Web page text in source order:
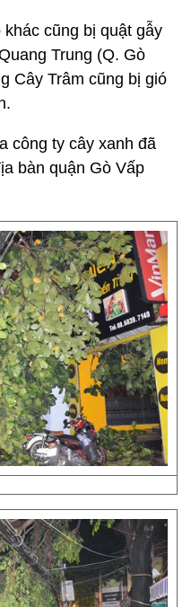
cũng bị quật gẫy
Trung (Q. Gò
Cây Trâm cũng bị gió
công ty cây xanh đã
bàn quận Gò Vấp